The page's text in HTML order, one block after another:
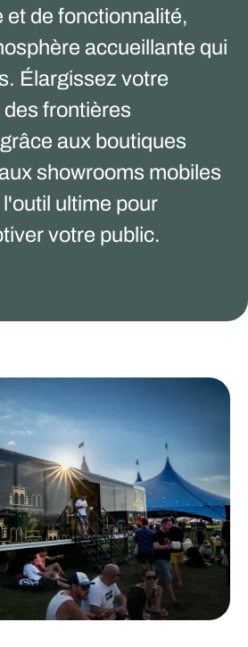
et de fonctionnalité,
accueillante qui
Élargissez votre
frontières
aux boutiques
showrooms mobiles
ultime pour
votre public.